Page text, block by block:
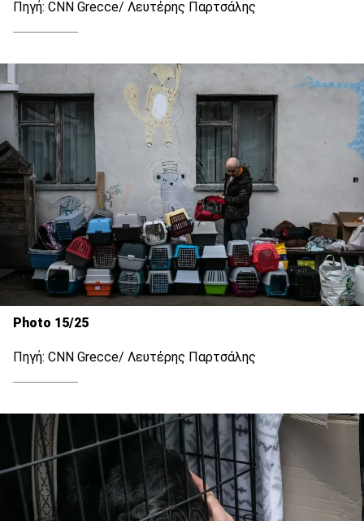
Πηγή: CNN Grecce/ Λευτέρης Παρτσάλης
Photo 15/25
Πηγή: CNN Grecce/ Λευτέρης Παρτσάλης